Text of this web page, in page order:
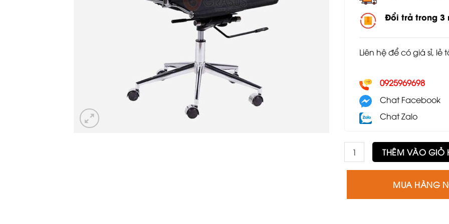
Đổi trả trong 3
Liên hệ để có giá sỉ, lẻ
0925969698
Chat Facebook
Chat Zalo
Ghế chân xoay lưới lưng thấp
THÊM VÀO GIỎ
MUA HÀNG